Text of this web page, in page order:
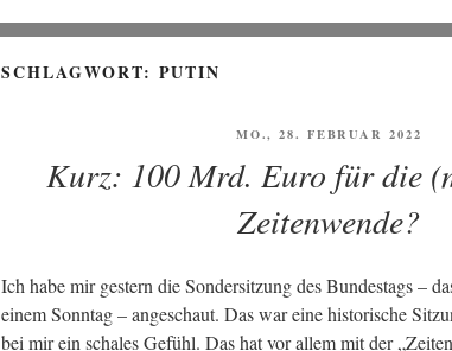
SCHLAGWORT: PUTIN
VERÖFFENTLICHT
MO., 28. FEBRUAR 2022
Kurz: 100 Mrd. Euro für die
Zeitenwende?
Ich habe mir ges­tern die Son­der­sit­zung des Bun­des­tags –
einem Sonn­tag – ange­schaut. Das war eine his­to­ri­sche
bei mir ein scha­les Gefühl. Das hat vor allem mit der